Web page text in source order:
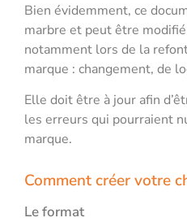
Bien évidemment, ce
marbre et peut être
notamment lors de la
marque : changement, de
Elle doit être à jour afin
les erreurs qui pourraient
marque.
Comment créer votre
Le format